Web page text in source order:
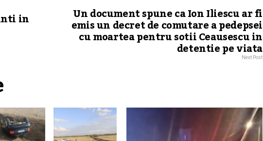
in Un document spune ca Ion Iliescu ar fi
emis un decret de comutare a pedepsei
cu moartea pentru sotii Ceausescu in
detentie pe viata
Next Post